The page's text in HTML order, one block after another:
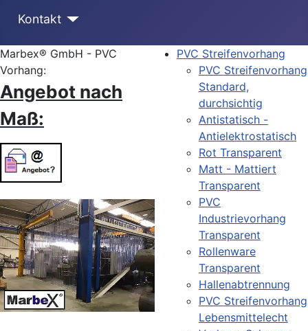
Kontakt
Marbex® GmbH - PVC
Vorhang:
Angebot nach
Maß:
PVC Streifenvorhang
PVC Streifenvorhang
Standard,
durchsichtig
Antistatisch -
Antielektrostatisch
Rot Transparent
Matt - Mattiert
Transparent
PVC
Industrievorhang
Transparent
Rollenware
Transparent
Hallenabtrennung
PVC Streifenvorhang
Lebensmittelecht